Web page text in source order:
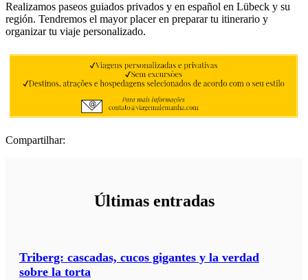
Realizamos paseos guiados privados y en español en Lübeck y su
región. Tendremos el mayor placer en preparar tu itinerario y
organizar tu viaje personalizado.
Compartilhar:
Últimas entradas
Triberg: cascadas, cucos gigantes y la verdad
sobre la torta